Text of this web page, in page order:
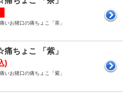
いお猪口の痛ちょこ「茶」
ちょこ 「紫」
)
いお猪口の痛ちょこ「紫」